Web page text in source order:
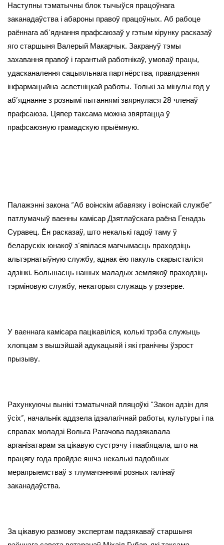
Наступны тэматычны блок тычыўся працоўнага
заканадаўства і абароны правоў працоўных. Аб рабоце
раённага аб’яднання прафсаюзаў у гэтым кірунку расказаў
яго старшыня Валерый Макарчык. Закрануў тэмы
захавання правоў і гарантый работнікаў, умоваў працы,
удасканалення сацыяльнага партнёрства, правядзення
інфармацыйна-асветніцкай работы. Толькі за мінулы год у
аб’яднанне з рознымі пытаннямі звярнулася 28 членаў
прафсаюза. Цяпер таксама можна звяртацца ў
прафсаюзную грамадскую прыёмную.
Палажэнні закона “Аб воінскім абавязку і воінскай службе”
патлумачыў ваенны камісар Дзятлаўскага раёна Генадзь
Суравец. Ён расказаў, што некалькі гадоў таму ў
беларускіх юнакоў з’явілася магчымасць праходзіць
альтэрнатыўную службу, аднак ёю пакуль скарысталіся
адзінкі. Большасць нашых маладых землякоў праходзіць
тэрміновую службу, некаторыя служаць у рэзерве.
У ваеннага камісара пацікавіліся, колькі трэба служыць
хлопцам з вышэйшай адукацыяй і які гранічны ўзрост
прызыву.
Рахункуючы вынікі тэматычнай пляцоўкі “Закон адзін для
ўсіх”, начальнік аддзела ідэалагічнай работы, культуры і па
справах моладзі Вольга Рагачова падзякавала
арганізатарам за цікавую сустрэчу і паабяцала, што на
працягу года пройдзе яшчэ некалькі падобных
мерапрыемстваў з тлумачэннямі розных галінаў
заканадаўства.
За цікавую размову экспертам падзякаваў старшыня